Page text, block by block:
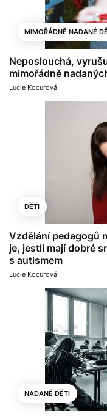
MIMOŘÁDNĚ NADANÉ
Neposlouchá,
mimořádně
Lucie Kocurová
DĚTI
Vzdělání pedagogů
je, jestli mají dobré
s autismem
Lucie Kocurová
NADANÉ DĚTI